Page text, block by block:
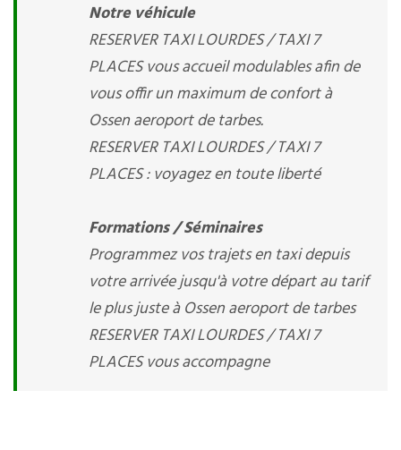
Notre véhicule
RESERVER TAXI LOURDES / TAXI 7
PLACES vous accueil modulables afin de
vous offir un maximum de confort à
Ossen aeroport de tarbes.
RESERVER TAXI LOURDES / TAXI 7
PLACES : voyagez en toute liberté
Formations / Séminaires
Programmez vos trajets en taxi depuis
votre arrivée jusqu'à votre départ au tarif
le plus juste à Ossen aeroport de tarbes
RESERVER TAXI LOURDES / TAXI 7
PLACES vous accompagne